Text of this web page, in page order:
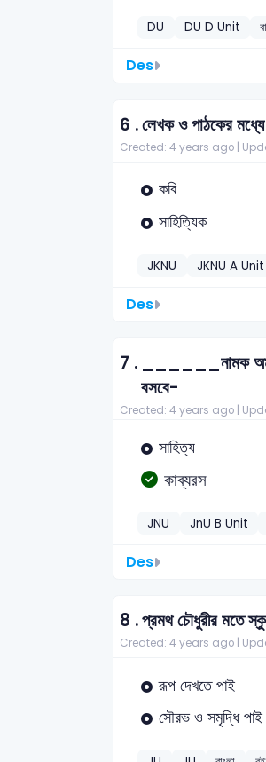
DU DU D Unit
Des
6 .লেখক ও পাঠকের
Created: 4 years ago |
কবি
সাহিত্যিক
JKNU JKNU A Unit
Des
7 . ______নামক অমৃতে
বসবে-
Created: 4 years ago |
সাহিত্য
কাব্যরস
JNU JnU B Unit
Des
8 .প্রমথ চৌধুরীর মতে
Created: 4 years ago |
রূপ দেখতে পাই
সৌরভ ও সমৃদ্ধি পাই